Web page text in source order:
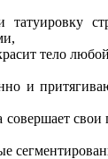
тело
и
совершает